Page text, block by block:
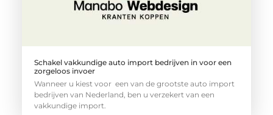
Schakel vakkundige auto import bedrijven in voor een
zorgeloos invoer
Wanneer u kiest voor een van de grootste auto import
bedrijven van Nederland, ben u verzekert van een
vakkundige import.